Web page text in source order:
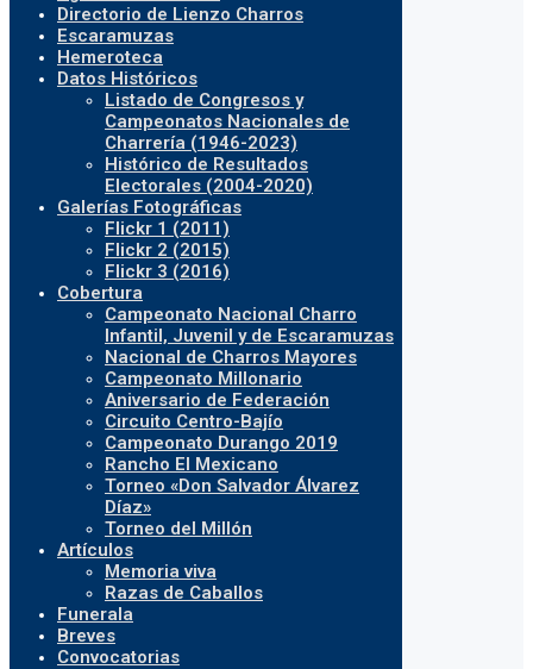
Directorio de Lienzo Charros
Escaramuzas
Hemeroteca
Datos Históricos
Listado de Congresos y
Campeonatos Nacionales de
Charrería (1946-2023)
Histórico de Resultados
Electorales (2004-2020)
Galerías Fotográficas
Flickr 1 (2011)
Flickr 2 (2015)
Flickr 3 (2016)
Cobertura
Campeonato Nacional Charro
Infantil, Juvenil y de Escaramuzas
Nacional de Charros Mayores
Campeonato Millonario
Aniversario de Federación
Circuito Centro-Bajío
Campeonato Durango 2019
Rancho El Mexicano
Torneo «Don Salvador Álvarez
Díaz»
Torneo del Millón
Artículos
Memoria viva
Razas de Caballos
Funerala
Breves
Convocatorias